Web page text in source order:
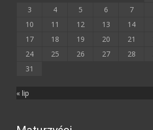
3
4 5 6 7
10
11 12 13 14
17
18 19 20 21
24
25 26 27 28
31
« lip